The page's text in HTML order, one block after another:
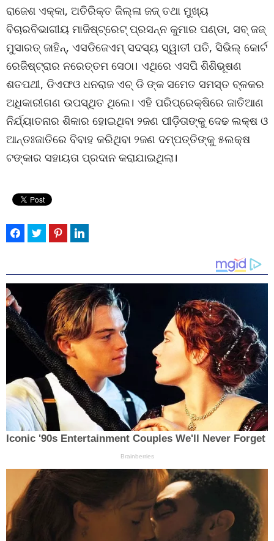
ରାଜେଶ ଏକ୍କା, ଅତିରିକ୍ତ ଜିଲ୍ଳା ଜଜ୍ ତଥା ମୁଖ୍ୟ
ବିଚାରବିଭାଗୀୟ ମାଜିଷ୍ଟ୍ରେଟ୍ ପ୍ରସନ୍ନ କୁମାର ପଣ୍ଡା, ସବ୍ ଜଜ୍
ମୁସାରତ୍ ଜାହିନ୍, ଏସଡିଜେଏମ୍ ସଦସ୍ୟ ସ୍ୱାତୀ ପତି, ସିଭିଲ୍ କୋର୍ଟ
ରେଜିଷ୍ଟ୍ରାର ନରେତ୍ତମ ସେଠା। ଏଥିରେ ଏସପି ଶିଶିଭୂଷଣ
ଶତପଥୀ, ଡିଏଫଓ ଧନରାଜ ଏଚ୍ ଡି ଙ୍କ ସମେତ ସମସ୍ତ ବ୍ଳକର
ଅଧିକାରୀଗଣ ଉପସ୍ଥିତ ଥିଲେ। ଏହି ପରିପ୍ରେକ୍ଷିରେ ଜାତିଆଣ
ନିର୍ଯ୍ୟାତନାର ଶିକାର ହୋଇଥିବା ୨ଜଣ ପୀଡ଼ିତାଙ୍କୁ ଦେଢ ଲକ୍ଷ ଓ
ଆନ୍ତଃଜାତିରେ ବିବାହ କରିଥିବା ୨ଜଣ ଦମ୍ପତ୍ତିଙ୍କୁ ୫ଲକ୍ଷ
ଟଙ୍କାର ସହାୟତା ପ୍ରଦାନ କରାଯାଇଥିଲା।